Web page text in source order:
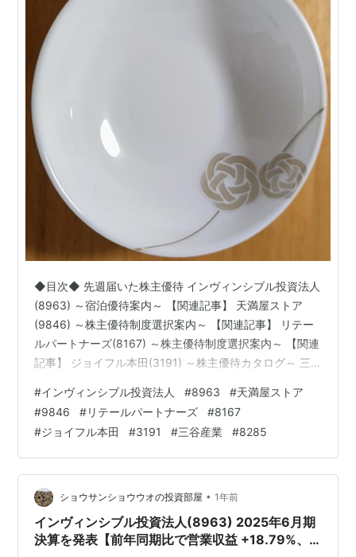
◆目次◆ 先週届いた株主優待 インヴィンシブル投資法人
(8963) ～宿泊優待案内～ 【関連記事】 天満屋ストア
(9846) ～株主優待制度選択案内～ 【関連記事】 リテー
ルパートナーズ(8167) ～株主優待制度選択案内～ 【関連
記事】 ジョイフル本田(3191) ～株主優待カタログ～ 三
【関連記事】 ブログをご覧頂き、ありがとうございま
す。 私は「shousanshouuo」と申します。 中小型バリュ
ー株を中心とした長期投資スタンスで、 兼業投資家とし
て活動しています。 先週も優待品が届いていました。 今
回は5社から届いた優待…
#インヴィンシブル投資法人 #8963 #天満屋ストア
#9846 #リテールパートナーズ #8167
#ジョイフル本田 #3191 #三谷産業 #8285
ショウサンショウウオの投資部屋 • 1年前
インヴィンシブル投資法人(8963) 2025年6月期
決算を発表【前年同期比で営業収益 +18.79%、